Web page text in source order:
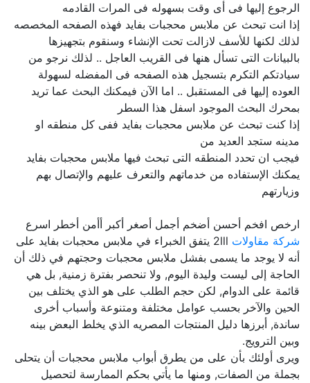
الرجوع إليها فى أى وقت بسهوله فى المرات القادمه
إذا انت تبحث عن ملابس محجبات بفايد فهذه الصفحه المخصصه
لذلك لكنها للأسف لازالت تحت الإنشاء وسنقوم بتجهيزها
بالبيانات التى تسأل هنها فى القريب العاجل .. لذلك نرجو من
سيادتكم التكرم بتسجيل هذه الصفحه فى المفضله لسهولة
العوده إليها فى المستقبل .. اما الآن فيمكنك البحث عما تريد
بمحرك البحث الموجود اسفل هذا السطر
إذا كنت تبحث عن ملابس محجبات بفايد ففى كل منطقه او
مدينه ستجد العديد من
فيجب ان تحدد المنطقه التى تبحث فيها ملابس محجبات بفايد
يمكنك الإستفاده من خدماتهم والتعرف عليهم والإتصال بهم
وزيارتهم
ارخص افخم أحسن أضخم أجمل أصغر أكبر أأمن أخطر اسرع
شركة مقاولات
2lll يتفق الخبراء في ملابس محجبات بفايد على
أنه لا يوجد ما يسمى بفشل ملابس محجبات وحجتهم في ذلك أن
الحاجة إلى ليست وليدة اليوم, ولا تنحصر بفترة زمنية, بل هي
قائمة على الدوام, لكن حجم الطلب على هو الذي يختلف بين
الحين والآخر بحسب عوامل مختلفة ومتنوعة وأسباب أخرى
ساندة, أبرزها دليل المنتجات المصريه الذي يخلط البعض بينه
وبين الترويج.
ويرى أولئك بأن على من يطرق أبواب ملابس محجبات أن يتحلى
بجملة من الصفات, ومنها ما يأتي بحكم الممارسة لتحصيل